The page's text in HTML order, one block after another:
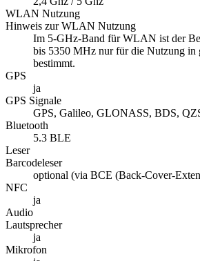
WLAN Nutzung
Hinweis zur WLAN Nutzung
Im 5-GHz-Band für WLAN ist der
bis 5350 MHz nur für die Nutzung in
bestimmt.
GPS
ja
GPS Signale
GPS, Galileo, GLONASS, BDS,
Bluetooth
5.3 BLE
Leser
Barcodeleser
optional (via BCE (Back-Cover-
NFC
ja
Audio
Lautsprecher
ja
Mikrofon